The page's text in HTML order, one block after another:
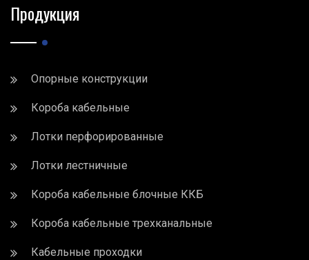
Продукция
Опорные конструкции
Короба кабельные
Лотки перфорированные
Лотки лестничные
Короба кабельные блочные ККБ
Короба кабельные трехканальные
Кабельные проходки